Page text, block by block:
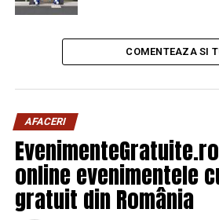
COMENTEAZA SI
AFACERI
online evenimentele
gratuit din România